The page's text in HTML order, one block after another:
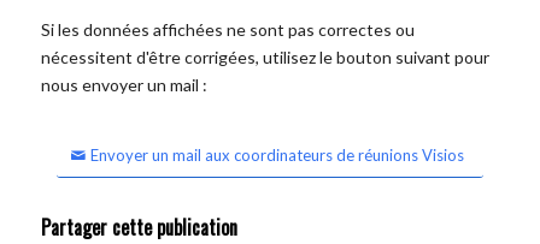
Si les données affichées ne sont pas correctes ou
nécessitent d'être corrigées, utilisez le bouton suivant pour
nous envoyer un mail :
Envoyer un mail aux coordinateurs de réunions Visios
Partager cette publication